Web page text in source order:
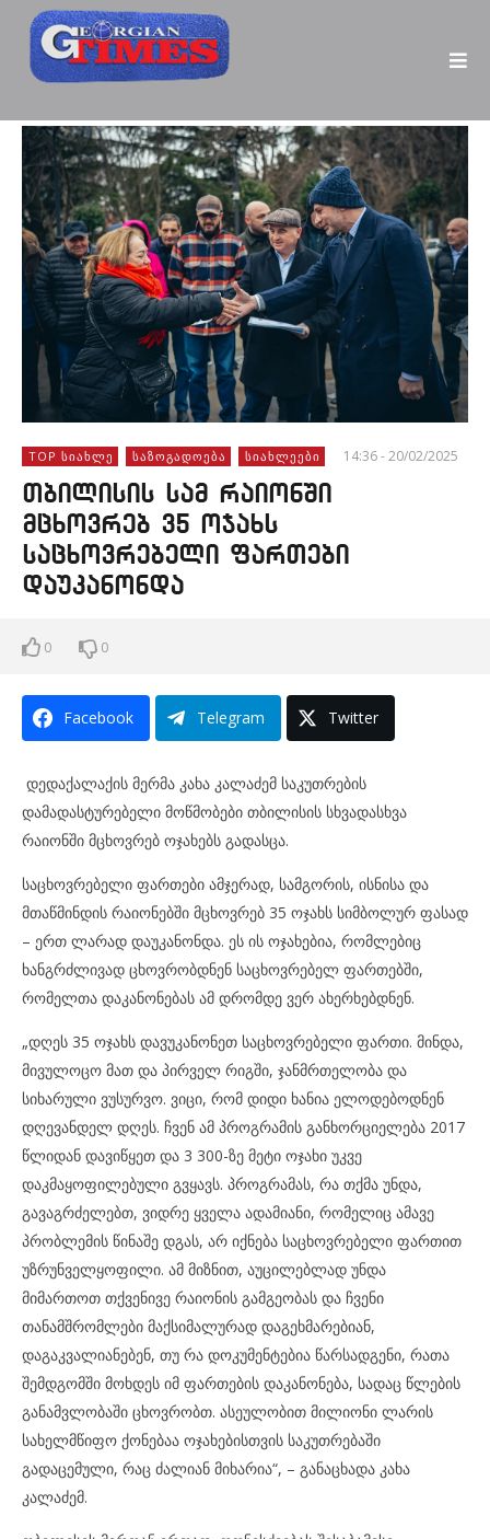
TOP ᲡᲘᲐᲮᲚᲔ ᲡᲐᲖᲝᲒᲐᲓᲝᲔᲑᲐ ᲡᲘᲐᲮᲚᲔᲔᲑᲘ 14:36 - 20/02/2025
თბილისის სამ რაიონში
მცხოვრებ 35 ოჯახს
საცხოვრებელი ფართები
დაუკანონდა
0 0
Facebook Telegram Twitter
დედაქალაქის მერმა კახა კალაძემ საკუთრების
დამადასტურებელი მოწმობები თბილისის სხვადასხვა
რაიონში მცხოვრებ ოჯახებს გადასცა.
საცხოვრებელი ფართები ამჯერად, სამგორის, ისნისა და
მთაწმინდის რაიონებში მცხოვრებ 35 ოჯახს სიმბოლურ ფასად
– ერთ ლარად დაუკანონდა. ეს ის ოჯახებია, რომლებიც
ხანგრძლივად ცხოვრობდნენ საცხოვრებელ ფართებში,
რომელთა დაკანონებას ამ დრომდე ვერ ახერხებდნენ.
„დღეს 35 ოჯახს დავუკანონეთ საცხოვრებელი ფართი. მინდა,
მივულოცო მათ და პირველ რიგში, ჯანმრთელობა და
სიხარული ვუსურვო. ვიცი, რომ დიდი ხანია ელოდებოდნენ
დღევანდელ დღეს. ჩვენ ამ პროგრამის განხორციელება 2017
წლიდან დავიწყეთ და 3 300-ზე მეტი ოჯახი უკვე
დაკმაყოფილებული გვყავს. პროგრამას, რა თქმა უნდა,
გავაგრძელებთ, ვიდრე ყველა ადამიანი, რომელიც ამავე
პრობლემის წინაშე დგას, არ იქნება საცხოვრებელი ფართით
უზრუნველყოფილი. ამ მიზნით, აუცილებლად უნდა
მიმართოთ თქვენივე რაიონის გამგეობას და ჩვენი
თანამშრომლები მაქსიმალურად დაგეხმარებიან,
დაგაკვალიანებენ, თუ რა დოკუმენტებია წარსადგენი, რათა
შემდგომში მოხდეს იმ ფართების დაკანონება, სადაც წლების
განამვლობაში ცხოვრობთ. ასეულობით მილიონი ლარის
სახელმწიფო ქონებაა ოჯახებისთვის საკუთრებაში
გადაცემული, რაც ძალიან მიხარია“, – განაცხადა კახა
კალაძემ.